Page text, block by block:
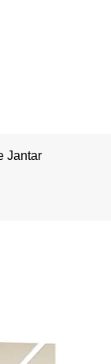
Jantar